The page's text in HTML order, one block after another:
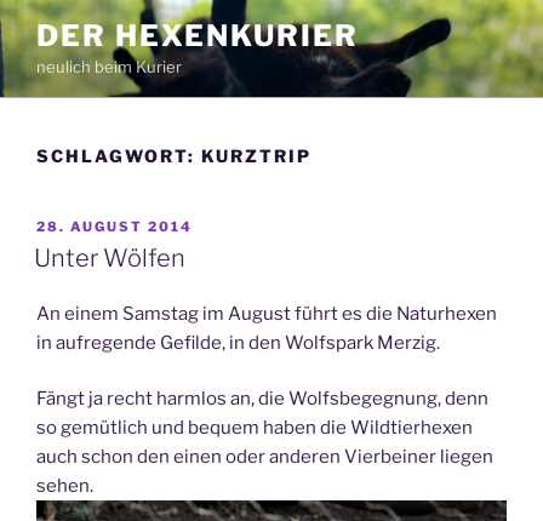
Zum
Inhalt
springen
DER HEXENKURIER
neulich beim Kurier
SCHLAGWORT: KURZTRIP
VERÖFFENTLICHT
AM
28. AUGUST 2014
Unter Wölfen
An einem Samstag im August führt es die Naturhexen
in aufregende Gefilde, in den Wolfspark Merzig.
Fängt ja recht harmlos an, die Wolfsbegegnung, denn
so gemütlich und bequem haben die Wildtierhexen
auch schon den einen oder anderen Vierbeiner liegen
sehen.